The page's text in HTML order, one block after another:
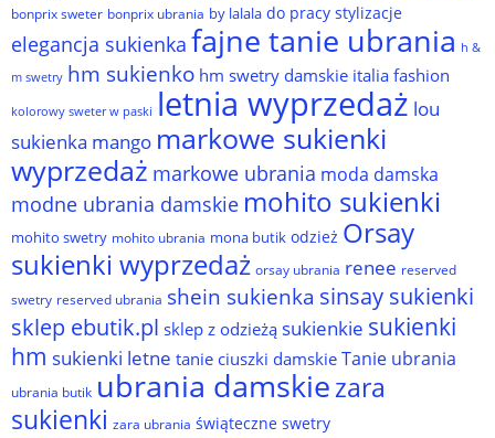
bonprix sweter bonprix ubrania by lalala do pracy stylizacje
elegancja sukienka fajne tanie ubrania h &
m swetry hm sukienko hm swetry damskie italia fashion
kolorowy sweter w paski letnia wyprzedaż lou
sukienka mango markowe sukienki
wyprzedaż markowe ubrania moda damska
modne ubrania damskie mohito sukienki
mohito swetry mohito ubrania mona butik odzież Orsay
sukienki wyprzedaż orsay ubrania renee reserved
swetry reserved ubrania shein sukienka sinsay sukienki
sklep ebutik.pl sklep z odzieżą sukienkie sukienki
hm sukienki letne tanie ciuszki damskie Tanie ubrania
ubrania butik ubrania damskiezara
sukienki zara ubrania świąteczne swetry